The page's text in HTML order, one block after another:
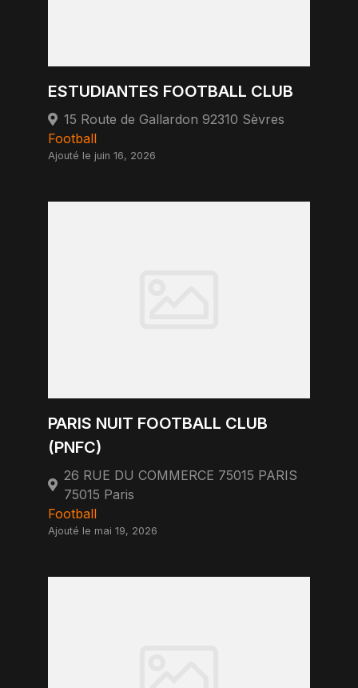
ESTUDIANTES FOOTBALL CLUB
15 Route de Gallardon 92310 Sèvres
Football
Ajouté le juin 16, 2026
PARIS NUIT FOOTBALL CLUB
(PNFC)
26 RUE DU COMMERCE 75015 PARIS
75015 Paris
Football
Ajouté le mai 19, 2026